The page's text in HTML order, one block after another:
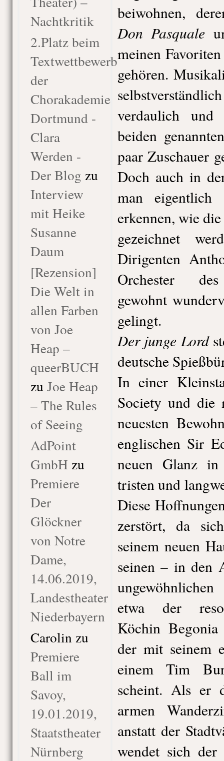
Nachtkritik
2.Platz beim
Textwettbewerb
der
Chorakademie
Dortmund -
Clara
Werden -
Der Blog zu
Interview
mit Heike
Susanne
Daum
[Rezension]
Die Welt in
allen Farben
von Joe
Heap –
queerBUCH
zu Joe Heap
– The Rules
of Seeing
AdPoint
GmbH zu
Premiere
Der
Glöckner
von Notre
Dame,
14.06.2019,
Landestheater
Niederbayern
Carolin zu
Premiere
Ball im
Savoy,
19.01.2019,
Staatstheater
Nürnberg
beiwohnen,
Don Pasquale
meinen
gehören.
verdaulich
beiden
paar Zuschauer
Doch auch in
man eigentlich
erkennen, wie
gezeichnet
Dirigenten
Orchester des
gewohnt
gelingt.
Der junge Lord
deutsche
In einer
Society und die
neuesten
englischen Sir
neuen Glanz
tristen und
Diese
zerstört, da
seinem neuen
seinen – in den
etwa der
Köchin
der mit seinem
einem Tim
scheint. Als er
armen
anstatt der
wendet sich